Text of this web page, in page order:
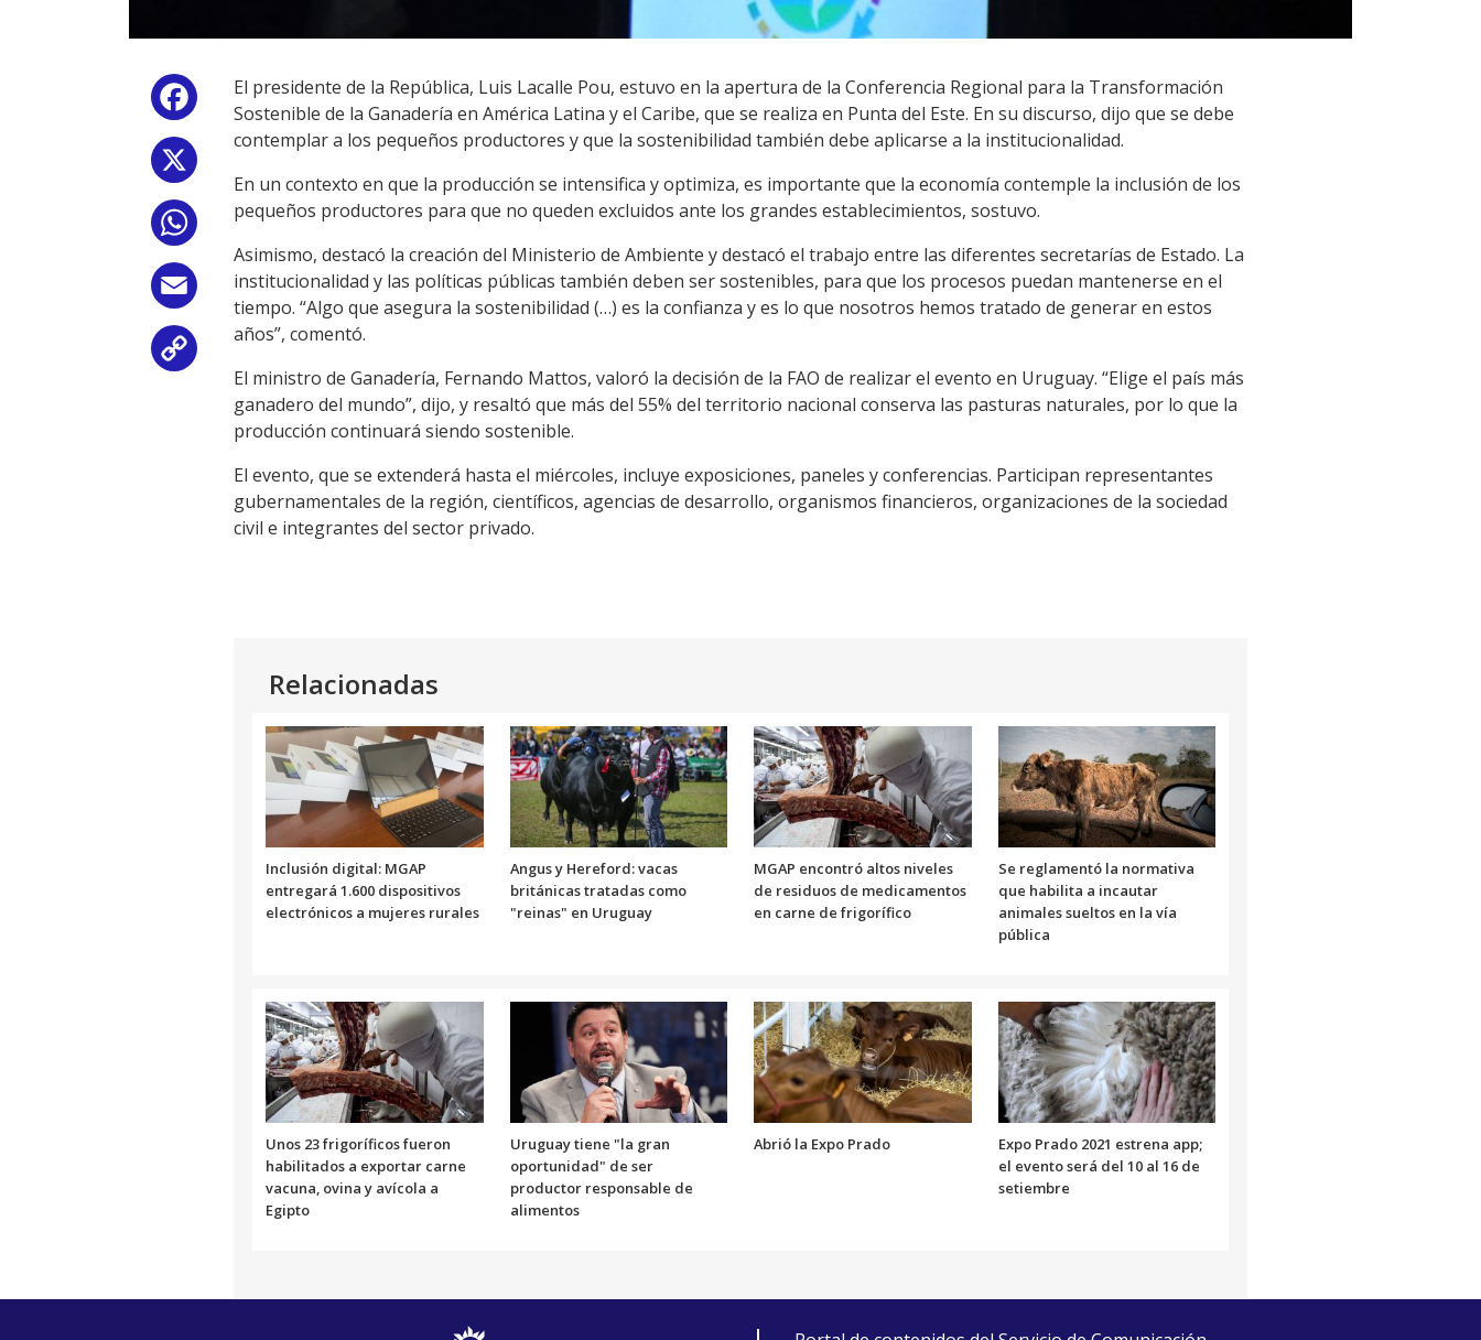
Facebook
WhatsApp
Email
Link
El presidente de la República, Luis Lacalle Pou, estuvo en la apertura de la Conferencia Regional para la Transformación
Sostenible de la Ganadería en América Latina y el Caribe, que se realiza en Punta del Este. En su discurso, dijo que se debe
contemplar a los pequeños productores y que la sostenibilidad también debe aplicarse a la institucionalidad.
En un contexto en que la producción se intensifica y optimiza, es importante que la economía contemple la inclusión de los
pequeños productores para que no queden excluidos ante los grandes establecimientos, sostuvo.
Asimismo, destacó la creación del Ministerio de Ambiente y destacó el trabajo entre las diferentes secretarías de Estado. La
institucionalidad y las políticas públicas también deben ser sostenibles, para que los procesos puedan mantenerse en el
tiempo. “Algo que asegura la sostenibilidad (…) es la confianza y es lo que nosotros hemos tratado de generar en estos
años”, comentó.
El ministro de Ganadería, Fernando Mattos, valoró la decisión de la FAO de realizar el evento en Uruguay. “Elige el país más
ganadero del mundo”, dijo, y resaltó que más del 55% del territorio nacional conserva las pasturas naturales, por lo que la
producción continuará siendo sostenible.
El evento, que se extenderá hasta el miércoles, incluye exposiciones, paneles y conferencias. Participan representantes
gubernamentales de la región, científicos, agencias de desarrollo, organismos financieros, organizaciones de la sociedad
civil e integrantes del sector privado.
Relacionadas
Inclusión digital: MGAP
entregará 1.600 dispositivos
electrónicos a mujeres rurales
Angus y Hereford: vacas
británicas tratadas como
"reinas" en Uruguay
MGAP encontró altos niveles
de residuos de medicamentos
en carne de frigorífico
Se reglamentó la normativa
que habilita a incautar
animales sueltos en la vía
pública
Unos 23 frigoríficos fueron
habilitados a exportar carne
vacuna, ovina y avícola a
Egipto
Uruguay tiene "la gran
oportunidad" de ser
productor responsable de
alimentos
Abrió la Expo Prado
Expo Prado 2021 estrena app;
el evento será del 10 al 16 de
setiembre